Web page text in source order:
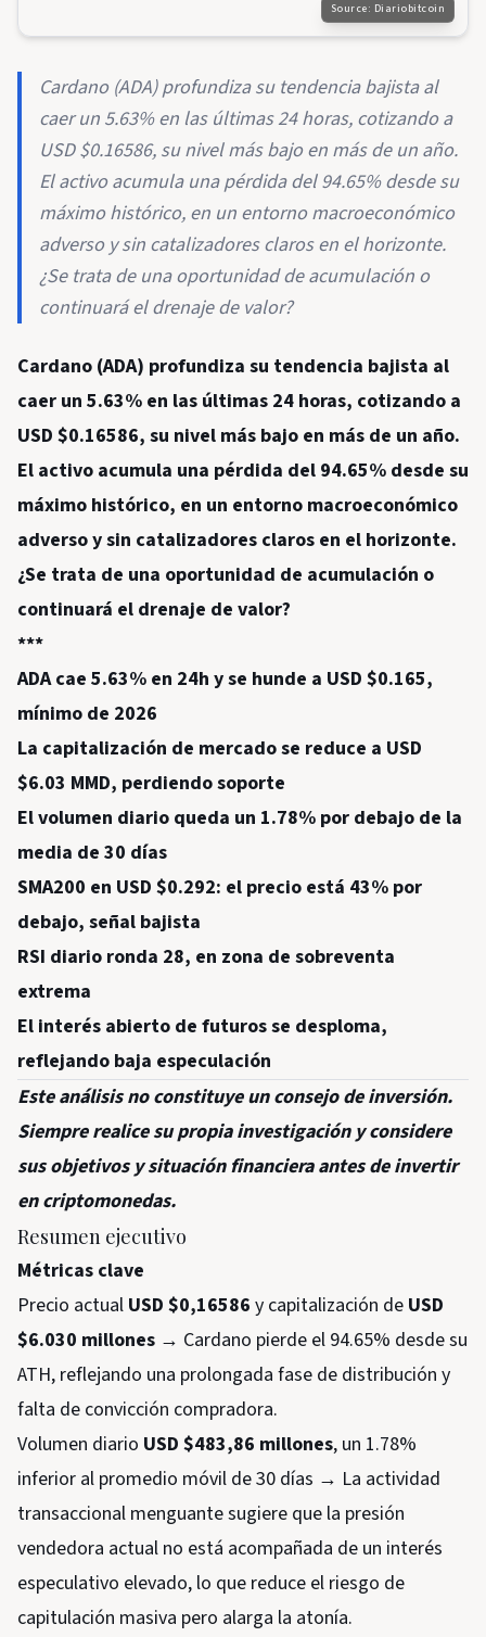
Source: Diariobitcoin
Cardano (ADA) profundiza su tendencia bajista al
caer un 5.63% en las últimas 24 horas, cotizando a
USD $0.16586, su nivel más bajo en más de un año.
El activo acumula una pérdida del 94.65% desde su
máximo histórico, en un entorno macroeconómico
adverso y sin catalizadores claros en el horizonte.
¿Se trata de una oportunidad de acumulación o
continuará el drenaje de valor?
Cardano (ADA) profundiza su tendencia bajista al
caer un 5.63% en las últimas 24 horas, cotizando a
USD $0.16586, su nivel más bajo en más de un año.
El activo acumula una pérdida del 94.65% desde su
máximo histórico, en un entorno macroeconómico
adverso y sin catalizadores claros en el horizonte.
¿Se trata de una oportunidad de acumulación o
continuará el drenaje de valor?
***
ADA cae 5.63% en 24h y se hunde a USD $0.165,
mínimo de 2026
La capitalización de mercado se reduce a USD
$6.03 MMD, perdiendo soporte
El volumen diario queda un 1.78% por debajo de la
media de 30 días
SMA200 en USD $0.292: el precio está 43% por
debajo, señal bajista
RSI diario ronda 28, en zona de sobreventa
extrema
El interés abierto de futuros se desploma,
reflejando baja especulación
Este análisis no constituye un consejo de inversión.
Siempre realice su propia investigación y considere
sus objetivos y situación financiera antes de invertir
en criptomonedas.
Resumen ejecutivo
Métricas clave
Precio actual USD $0,16586 y capitalización de USD
$6.030 millones → Cardano pierde el 94.65% desde su
ATH, reflejando una prolongada fase de distribución y
falta de convicción compradora.
Volumen diario USD $483,86 millones, un 1.78%
inferior al promedio móvil de 30 días → La actividad
transaccional menguante sugiere que la presión
vendedora actual no está acompañada de un interés
especulativo elevado, lo que reduce el riesgo de
capitulación masiva pero alarga la atonía.